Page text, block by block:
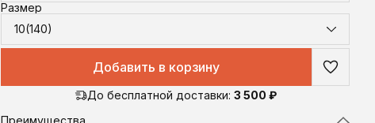
Размер
10(140)
Добавить в корзину
До бесплатной доставки: 3 500 ₽
Преимущества